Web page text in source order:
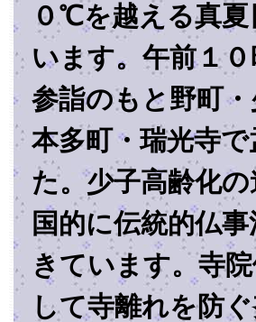
０℃を越える真
います。午前１
参詣のもと野町
本多町・瑞光寺
た。少子高齢化
国的に伝統的仏
きています。寺
して寺離れを防